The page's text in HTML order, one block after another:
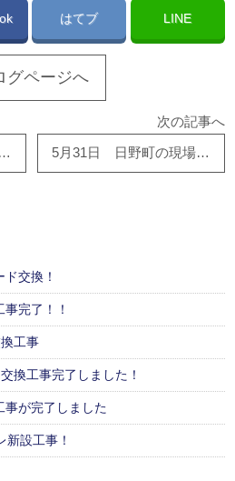
はてブ LINE
グページへ
5月28日 小屋屋根板金重ね葺き工事完了しました！！ 有難う御座いました！！
次の記事へ
5月31日 日野町の現場で浴室設置しました！
交換！
完了！！
工事
換工事完了しました！
が完了しました
設工事！